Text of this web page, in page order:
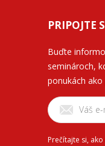
PRIPOJTE
Buďte
seminároch,
ponukách ako
Prečítajte si,